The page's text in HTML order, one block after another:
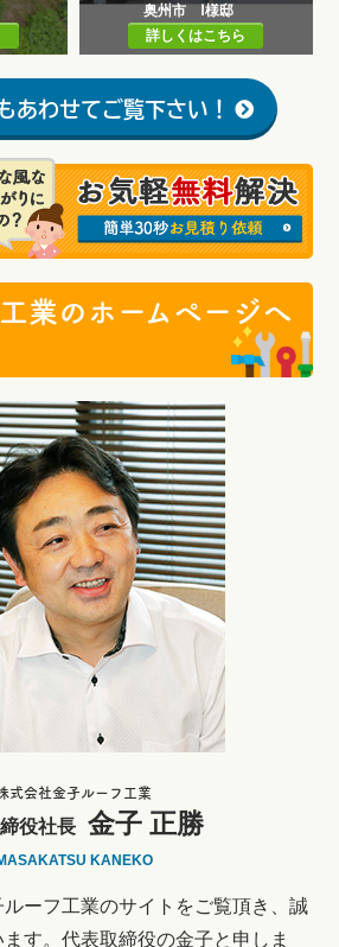
奥州市 Ⅰ様邸
詳しくはこちら
あわせてご覧下さい！
業のホームページへ
式会社金子ルーフ工業
役社長 金子 正勝
KANEKO
ーフ工業のサイトをご覧頂き、誠
す。代表取締役の金子と申しま